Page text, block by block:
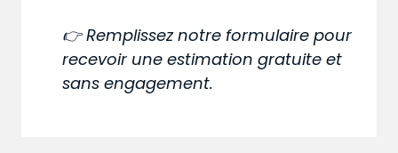
👉 Remplissez notre formulaire pour
recevoir une estimation gratuite et
sans engagement.